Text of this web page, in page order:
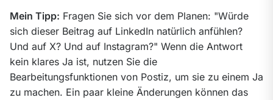
Mein Tipp: Fragen Sie sich vor dem Planen: "Würde
sich dieser Beitrag auf LinkedIn natürlich anfühlen?
Und auf X? Und auf Instagram?" Wenn die Antwort
kein klares Ja ist, nutzen Sie die
Bearbeitungsfunktionen von Postiz, um sie zu einem Ja
zu machen. Ein paar kleine Änderungen können das